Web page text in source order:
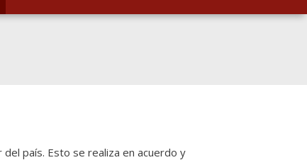
país. Esto se realiza en acuerdo y